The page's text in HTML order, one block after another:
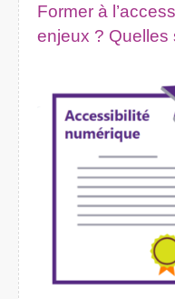
Former à
enjeux ? Quelles